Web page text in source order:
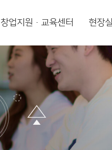
창업지원·교육센터 현장